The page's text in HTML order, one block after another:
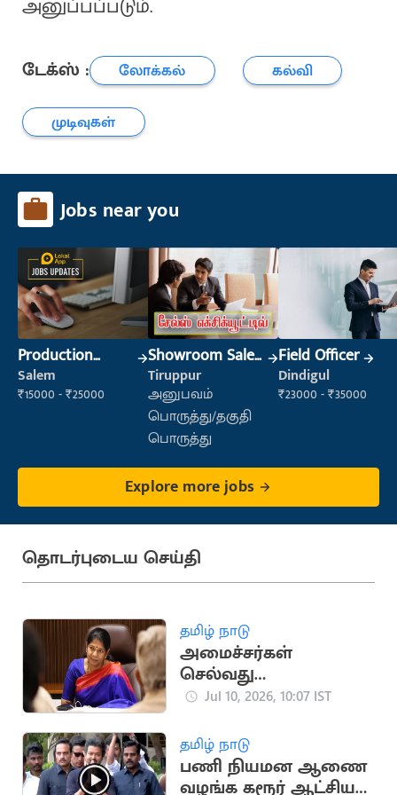
அனுப்பப்படும்.
டேக்ஸ் : லோக்கல்
கல்வி
முடிவுகள்
Jobs near you
Production
Supervisor
Salem
₹15000 - ₹25000
Showroom Sales
Executive (Retail
Sales)
Tiruppur
அனுபவம்
பொருத்து/தகுதி
பொருத்து
Field Officer
Dindigul
₹23000 - ₹35000
Explore more jobs
தொடர்புடைய செய்தி
தமிழ் நாடு
அமைச்சர்கள்
செல்வது
குழந்தைகளின்
பாதிக்கிறது:
கனிமொழி
Jul 10, 2026, 10:07 IST
தமிழ் நாடு
பணி நியமன ஆணை
வழங்க கரூர் ஆட்சியர்